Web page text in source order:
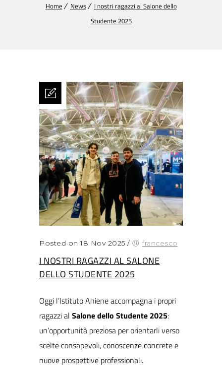
Home News
I nostri ragazzi al Salone dello
Studente 2025
Posted on 18 Nov 2025 / francesco
I NOSTRI RAGAZZI AL SALONE
DELLO STUDENTE 2025
Oggi l’Istituto Aniene accompagna i propri
ragazzi al Salone dello Studente 2025:
un’opportunità preziosa per orientarli verso
scelte consapevoli, conoscenze concrete e
nuove prospettive professionali.